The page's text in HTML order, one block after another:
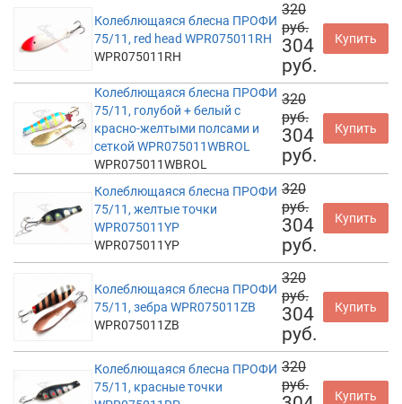
Колеблющаяся блесна ПРОФИ
75/11, red head WPR075011RH
WPR075011RH
320
руб.
304
руб.
Купить
Колеблющаяся блесна ПРОФИ
75/11, голубой + белый с
красно-желтыми полсами и
сеткой WPR075011WBROL
WPR075011WBROL
320
руб.
304
руб.
Купить
Колеблющаяся блесна ПРОФИ
75/11, желтые точки
WPR075011YP
WPR075011YP
320
руб.
304
руб.
Купить
Колеблющаяся блесна ПРОФИ
75/11, зебра WPR075011ZB
WPR075011ZB
320
руб.
304
руб.
Купить
Колеблющаяся блесна ПРОФИ
75/11, красные точки
320
руб.
Купить